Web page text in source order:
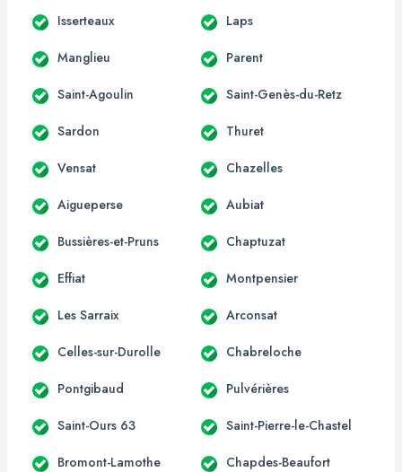
Isserteaux Laps
Manglieu Parent
Saint-Agoulin Saint-Genès-du-Retz
Sardon Thuret
Vensat Chazelles
Aigueperse Aubiat
Bussières-et-Pruns Chaptuzat
Effiat Montpensier
Les Sarraix Arconsat
Celles-sur-Durolle Chabreloche
Pontgibaud Pulvérières
Saint-Ours 63 Saint-Pierre-le-Chastel
Bromont-Lamothe Chapdes-Beaufort